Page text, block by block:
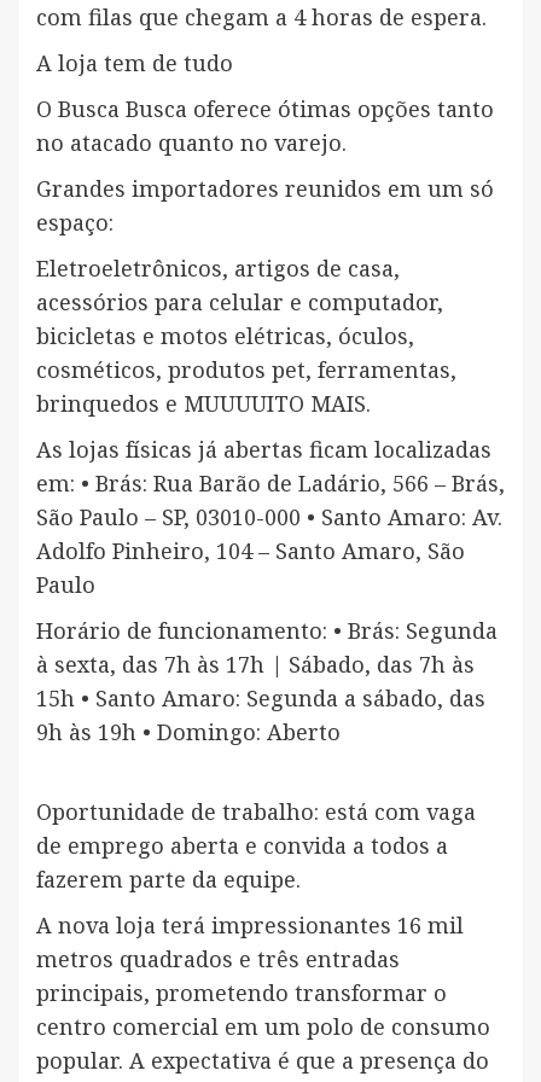
com filas que chegam a 4 horas de espera.
A loja tem de tudo
O Busca Busca oferece ótimas opções tanto
no atacado quanto no varejo.
Grandes importadores reunidos em um só
espaço:
Eletroeletrônicos, artigos de casa,
acessórios para celular e computador,
bicicletas e motos elétricas, óculos,
cosméticos, produtos pet, ferramentas,
brinquedos e MUUUUITO MAIS.
As lojas físicas já abertas ficam localizadas
em: • Brás: Rua Barão de Ladário, 566 – Brás,
São Paulo – SP, 03010-000 • Santo Amaro: Av.
Adolfo Pinheiro, 104 – Santo Amaro, São
Paulo
Horário de funcionamento: • Brás: Segunda
à sexta, das 7h às 17h | Sábado, das 7h às
15h • Santo Amaro: Segunda a sábado, das
9h às 19h • Domingo: Aberto
Oportunidade de trabalho: está com vaga
de emprego aberta e convida a todos a
fazerem parte da equipe.
A nova loja terá impressionantes 16 mil
metros quadrados e três entradas
principais, prometendo transformar o
centro comercial em um polo de consumo
popular. A expectativa é que a presença do